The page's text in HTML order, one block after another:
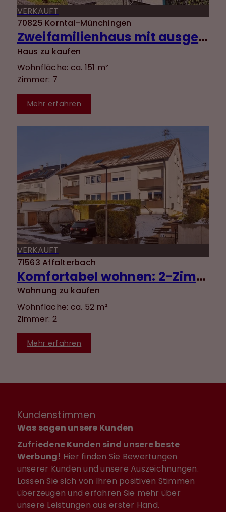
VERKAUFT
70825 Korntal-Münchingen
Zweifamilienhaus mit ausgebautem DG, Garten und Garage in ruhiger Lage von Münchingen!
Haus zu kaufen
Wohnfläche: ca. 151 m²
Zimmer: 7
Mehr erfahren
VERKAUFT
71563 Affalterbach
Komfortabel wohnen: 2-Zimmer-Wohnung mit EBK, Terrasse & ebenerdigem Zugang
Wohnung zu kaufen
Wohnfläche: ca. 52 m²
Zimmer: 2
Mehr erfahren
Kundenstimmen
Was sagen unsere Kunden
Zufriedene Kunden sind unsere beste
Werbung! Hier finden Sie Bewertungen
unserer Kunden und unsere Auszeichnungen.
Lassen Sie sich von Ihren positiven Stimmen
überzeugen und erfahren Sie mehr über
unsere Leistungen aus erster Hand.